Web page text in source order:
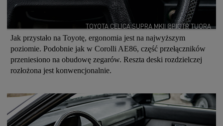
TOYOTA CELICA SUPRA MKII @PIOTR TUORA
Jak przystało na Toyotę, ergonomia jest na najwyższym
poziomie. Podobnie jak w Corolli AE86, część przełączników
przeniesiono na obudowę zegarów. Reszta deski rozdzielczej
rozłożona jest konwencjonalnie.